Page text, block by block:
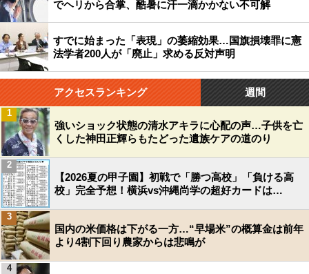
でヘリから合掌、酷暑に汗一滴かかない不可解
すでに始まった「表現」の萎縮効果…国旗損壊罪に憲
法学者200人が「廃止」求める反対声明
アクセスランキング 週間
強いショック状態の清水アキラに心配の声…子供を亡
くした神田正輝らもたどった遺族ケアの道のり
1
【2026夏の甲子園】初戦で「勝つ高校」「負ける高
校」完全予想！横浜vs沖縄尚学の超好カードは…
2
国内の米価格は下がる一方…“早場米”の概算金は前年
より4割下回り農家からは悲鳴が
3
4